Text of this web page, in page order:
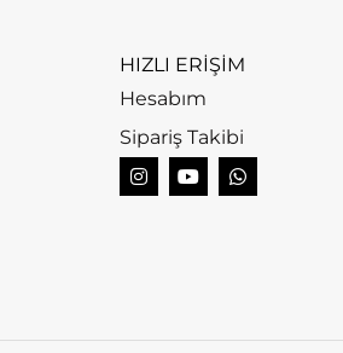
HIZLI ERİŞİM
Hesabım
Sipariş Takibi